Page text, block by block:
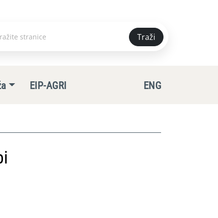
Traži
EIP-AGRI ENG